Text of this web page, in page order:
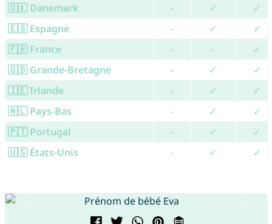
🇩🇰 Danemark
- ✓
✓
🇪🇸 Espagne
- ✓
✓
🇫🇷 France
- -
✓
🇬🇧 Grande-Bretagne
- ✓
✓
🇮🇪 Irlande
- ✓
✓
🇳🇱 Pays-Bas
- ✓
✓
🇵🇹 Portugal
- ✓
✓
🇺🇸 États-Unis
- ✓ ✓